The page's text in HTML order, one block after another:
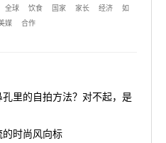
全球 饮食 国家 家长 经济
如
媒 合作
里的自拍方法？对不起，是
的时尚风向标